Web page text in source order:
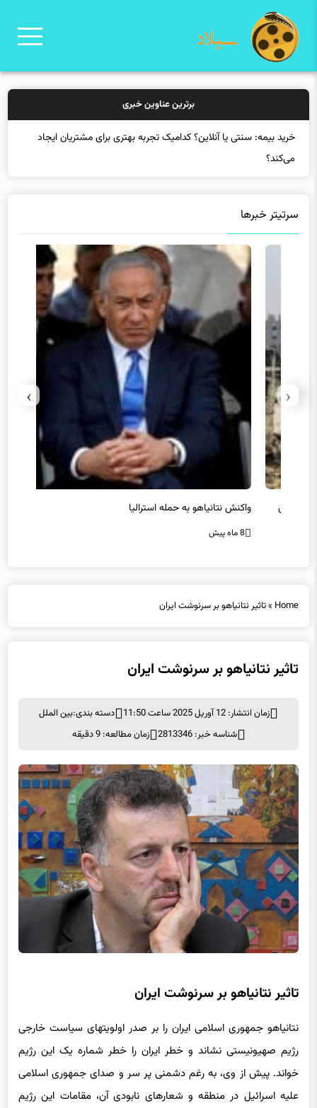
برترین عناوین خبری
واکنش نتانیاهو به حمله استرالیا
8 ماه پیش
زمان انتشار: 12 آوریل 2025 ساعت 11:50
تاثیر نتانیاهو بر سرنوشت ایران
نتانیاهو جمهوری اسلامی ایران را بر صدر اولویتهای سیاست خارجی
خواند. پیش از وی، به رغم دشمنی پر سر و صدای جمهوری اسلامی
علیه اسرائیل در منطقه و شعارهای نابودی آن، مقامات این رژیم
واکنش تندی به این دشمنی نشان نمی دادند. نتانیاهو این رویکرد و
گفتمان مربوطه را متحول نمود و خطر ایران را اولویت اول اسرائیل